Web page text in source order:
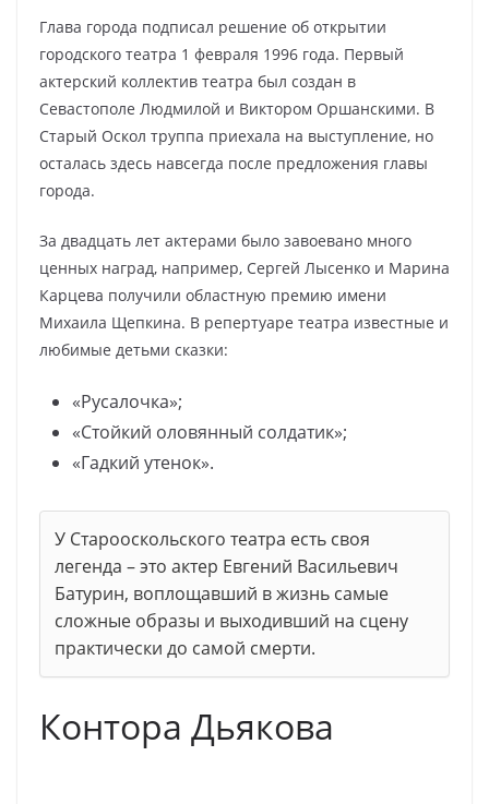
Глава города подписал решение об открытии
городского театра 1 февраля 1996 года. Первый
актерский коллектив театра был создан в
Севастополе Людмилой и Виктором Оршанскими. В
Старый Оскол труппа приехала на выступление, но
осталась здесь навсегда после предложения главы
города.
За двадцать лет актерами было завоевано много
ценных наград, например, Сергей Лысенко и Марина
Карцева получили областную премию имени
Михаила Щепкина. В репертуаре театра известные и
любимые детьми сказки:
«Русалочка»;
«Стойкий оловянный солдатик»;
«Гадкий утенок».
У Старооскольского театра есть своя
легенда – это актер Евгений Васильевич
Батурин, воплощавший в жизнь самые
сложные образы и выходивший на сцену
практически до самой смерти.
Контора Дьякова